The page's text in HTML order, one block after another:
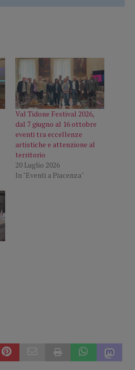
Val Tidone Festival 2026,
dal 7 giugno al 16 ottobre
eventi tra eccellenze
artistiche e attenzione al
territorio
20 Luglio 2026
In "Eventi a Piacenza"